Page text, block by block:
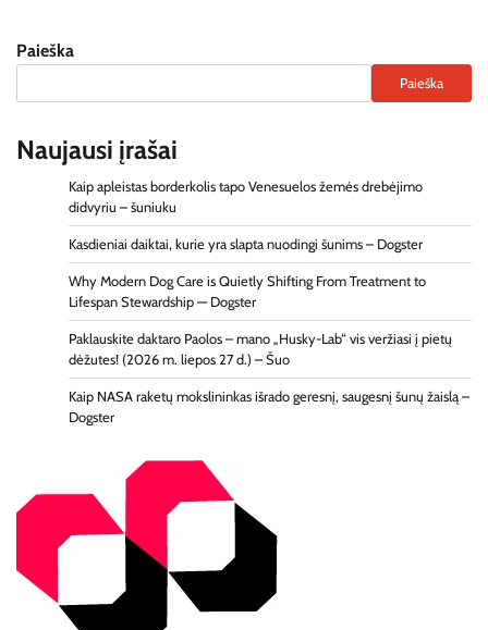
Paieška
Paieška
Naujausi įrašai
Kaip apleistas borderkolis tapo Venesuelos žemės drebėjimo
didvyriu – šuniuku
Kasdieniai daiktai, kurie yra slapta nuodingi šunims – Dogster
Why Modern Dog Care is Quietly Shifting From Treatment to
Lifespan Stewardship — Dogster
Paklauskite daktaro Paolos – mano „Husky-Lab“ vis veržiasi į pietų
dėžutes! (2026 m. liepos 27 d.) – Šuo
Kaip NASA raketų mokslininkas išrado geresnį, saugesnį šunų žaislą –
Dogster